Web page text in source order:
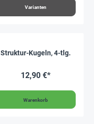
Varianten
Struktur-Kugeln, 4-tlg.
12,90 €*
Warenkorb